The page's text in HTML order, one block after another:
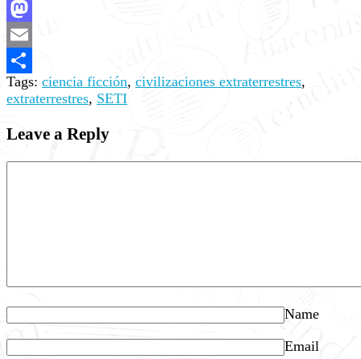
Facebook
Mastodon
Email
Share
Tags: ciencia ficción, civilizaciones extraterrestres,
extraterrestres, SETI
Leave a Reply
Name
Email